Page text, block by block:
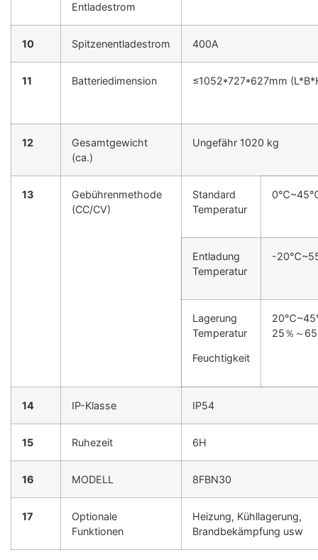
Entladestrom
10 Spitzenentladestrom 400A
11 Batteriedimension ≤1052*727*627mm
12
Gesamtgewicht
(ca.)
Ungefähr 1020 kg
13
Gebührenmethode
(CC/CV)
Standard
Temperatur
Entladung
Temperatur
-
Lagerung
Temperatur
Feuchtigkeit
25％～
14 IP-Klasse IP54
15 Ruhezeit 6H
16 MODELL 8FBN30
17
Optionale
Funktionen
Heizung, Kühllagerung,
Brandbekämpfung usw